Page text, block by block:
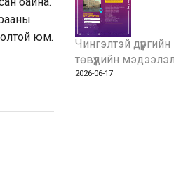
юм.
Чингэлтэй
төвүүдийн мэдээлэл
2026-06-17